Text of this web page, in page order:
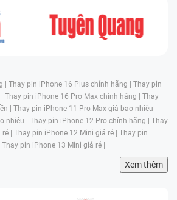
| Thay pin iPhone 16 Plus chính hãng | Thay pin
Thay pin iPhone 16 Pro Max chính hãng | Thay
| Thay pin iPhone 11 Pro Max giá bao nhiêu |
nhiêu | Thay pin iPhone 12 Pro chính hãng | Thay
| Thay pin iPhone 12 Mini giá rẻ | Thay pin
Thay pin iPhone 13 Mini giá rẻ |
Xem thêm